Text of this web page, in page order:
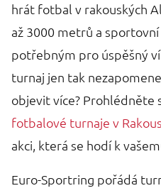
hrát fotbal v rakouských
až 3000 metrů a sportovní
potřebným pro úspěšný
turnaj jen tak
objevit více? Prohlédněte
fotbalové turnaje v
akci, která se hodí k
Euro-Sportring pořádá